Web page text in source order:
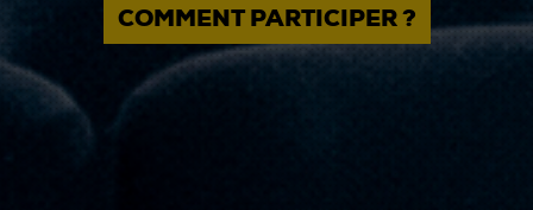
COMMENT PARTICIPER ?